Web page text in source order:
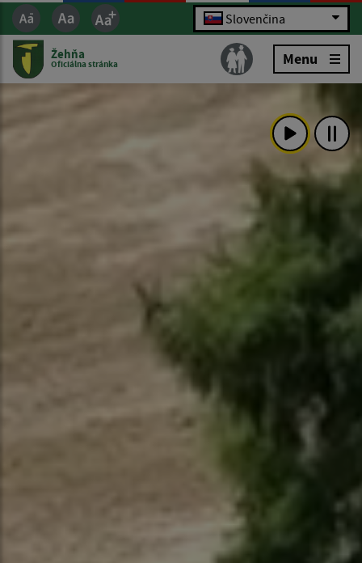
Slovenčina
Žehňa
Oficiálna stránka Menu